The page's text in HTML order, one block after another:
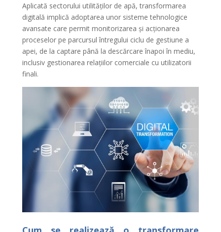
Aplicată sectorului utilităților de apă, transformarea
digitală implică adoptarea unor sisteme tehnologice
avansate care permit monitorizarea și acționarea
proceselor pe parcursul întregului ciclu de gestiune a
apei, de la captare până la descărcare înapoi în mediu,
inclusiv gestionarea relațiilor comerciale cu utilizatorii
finali.